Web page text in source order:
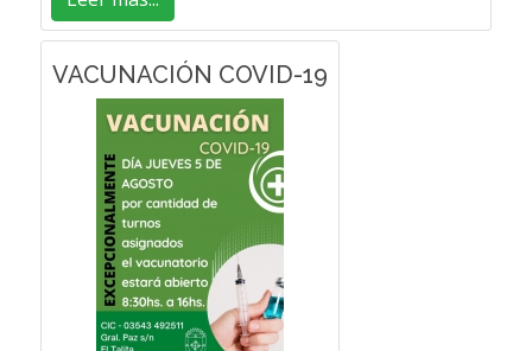
VACUNACIÓN COVID-19